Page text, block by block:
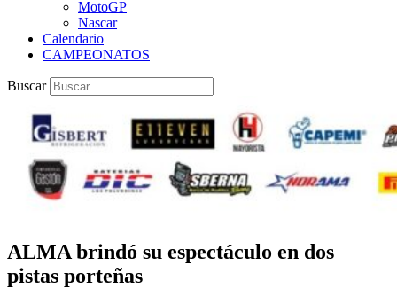
MotoGP
Nascar
Calendario
CAMPEONATOS
Buscar
ALMA brindó su espectáculo en dos
pistas porteñas